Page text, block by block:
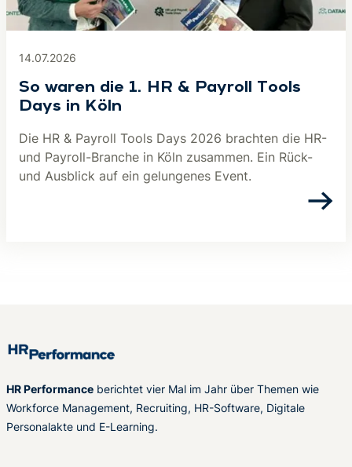
14.07.2026
So waren die 1. HR & Payroll Tools
Days in Köln
Die HR & Payroll Tools Days 2026 brachten die HR-
und Payroll-Branche in Köln zusammen. Ein Rück-
und Ausblick auf ein gelungenes Event.
HR Performance berichtet vier Mal im Jahr über Themen wie
Workforce Management, Recruiting, HR-Software, Digitale
Personalakte und E-Learning.